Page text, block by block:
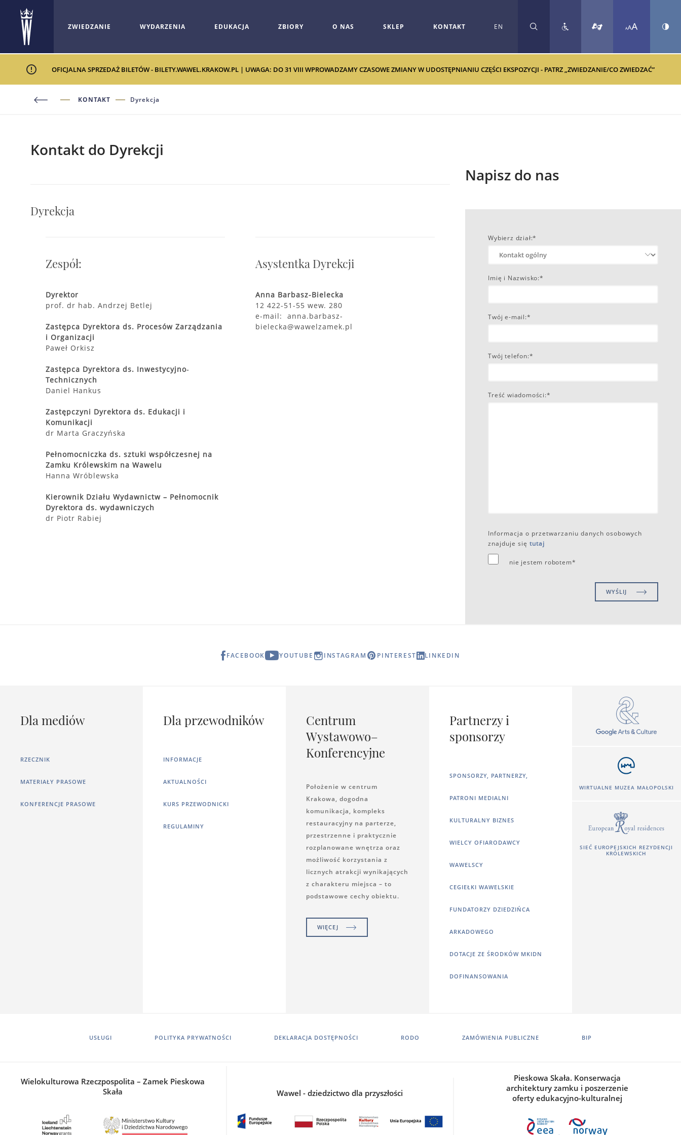
ZWIEDZANIE WYDARZENIA EDUKACJA ZBIORY O NAS SKLEP KONTAKT EN SZUKAJ
OFICJALNA SPRZEDAŻ BILETÓW - BILETY.WAWEL.KRAKOW.PL | UWAGA: DO 31 VIII WPROWADZAMY CZASOWE ZMIANY W UDOSTĘPNIANIU CZĘŚCI EKSPOZYCJI - PATRZ „ZWIEDZANIE/CO ZWIEDZAĆ”
KONTAKT Dyrekcja
Kontakt do Dyrekcji
Dyrekcja
Zespół:
Dyrektor
prof. dr hab. Andrzej Betlej
Zastępca Dyrektora ds. Procesów Zarządzania
i Organizacji
Paweł Orkisz
Zastępca Dyrektora ds. Inwestycyjno‐
Technicznych
Daniel Hankus
Zastępczyni Dyrektora ds. Edukacji i
Komunikacji
dr Marta Graczyńska
Pełnomocniczka ds. sztuki współczesnej na
Zamku Królewskim na Wawelu
Hanna Wróblewska
Kierownik Działu Wydawnictw – Pełnomocnik
Dyrektora ds. wydawniczych
dr Piotr Rabiej
Asystentka Dyrekcji
Anna Barbasz-Bielecka
12 422-51-55 wew. 280
e-mail: anna.barbasz-
bielecka@wawelzamek.pl
Napisz do nas
Wybierz dział:*
Imię i Nazwisko:*
Twój e-mail:*
Twój telefon:*
Treść wiadomości:*
Informacja o przetwarzaniu danych osobowych
znajduje siętutaj
nie jestem robotem*
WYŚLIJ
FACEBOOK YOUTUBE INSTAGRAM PINTEREST LINKEDIN
Dla mediów
RZECZNIK
MATERIAŁY PRASOWE
KONFERENCJE PRASOWE
Dla przewodników
INFORMACJE
AKTUALNOŚCI
KURS PRZEWODNICKI
REGULAMINY
Centrum
Wystawowo–
Konferencyjne
Położenie w centrum
Krakowa, dogodna
komunikacja, kompleks
restauracyjny na parterze,
przestrzenne i praktycznie
rozplanowane wnętrza oraz
możliwość korzystania z
licznych atrakcji wynikających
z charakteru miejsca – to
podstawowe cechy obiektu.
WIĘCEJ
Partnerzy i
sponsorzy
SPONSORZY, PARTNERZY,
PATRONI MEDIALNI
KULTURALNY BIZNES
WIELCY OFIARODAWCY
WAWELSCY
CEGIEŁKI WAWELSKIE
FUNDATORZY DZIEDZIŃCA
ARKADOWEGO
DOTACJE ZE ŚRODKÓW MKIDN
DOFINANSOWANIA
WIRTUALNE MUZEA MAŁOPOLSKI
SIEĆ EUROPEJSKICH REZYDENCJI
KRÓLEWSKICH
USŁUGI POLITYKA PRYWATNOŚCI DEKLARACJA DOSTĘPNOŚCI RODO ZAMÓWIENIA PUBLICZNE BIP
Wielokulturowa Rzeczpospolita – Zamek Pieskowa
Skała
Wawel - dziedzictwo dla przyszłości
Pieskowa Skała. Konserwacja
architektury zamku i poszerzenie
oferty edukacyjno-kulturalnej